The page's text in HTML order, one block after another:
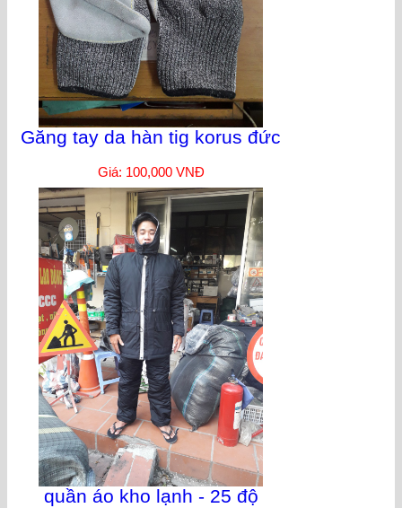
Găng tay da hàn tig korus đức
Giá: 100,000 VNĐ
quần áo kho lạnh - 25 độ